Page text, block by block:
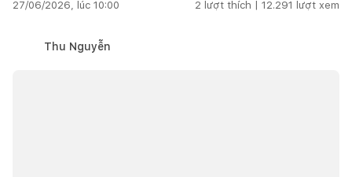
27/06/2026, lúc 10:00 2 lượt thích | 12.291 lượt xem
Thu Nguyễn